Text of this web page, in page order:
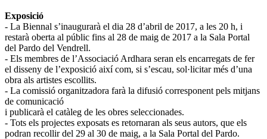
Exposició
- La Biennal s’inaugurarà el dia 28 d’abril de 2017, a les 20 h, i
restarà oberta al públic fins al 28 de maig de 2017 a la Sala Portal
del Pardo del Vendrell.
- Els membres de l’Associació Ardhara seran els encarregats de fer
el disseny de l’exposició així com, si s’escau, sol·licitar més d’una
obra als artistes escollits.
- La comissió organitzadora farà la difusió corresponent pels mitjans
de comunicació
i publicarà el catàleg de les obres seleccionades.
- Tots els projectes exposats es retornaran als seus autors, que els
podran recollir del 29 al 30 de maig, a la Sala Portal del Pardo.